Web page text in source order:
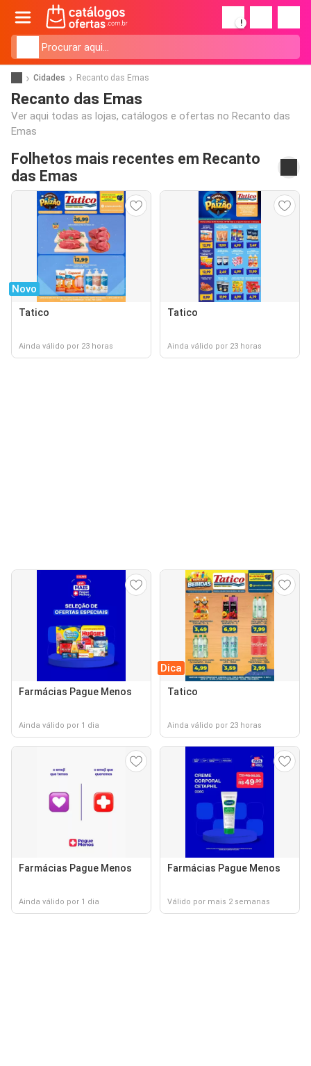
!
Cidades Recanto das Emas
Recanto das Emas
Ver aqui todas as lojas, catálogos e ofertas no Recanto das
Emas
Folhetos mais recentes em Recanto
das Emas
Novo
Tatico
Ainda válido por 23 horas
Tatico
Ainda válido por 23 horas
Farmácias Pague Menos
Ainda válido por 1 dia
Dica
Tatico
Ainda válido por 23 horas
Farmácias Pague Menos
Ainda válido por 1 dia
Farmácias Pague Menos
Válido por mais 2 semanas